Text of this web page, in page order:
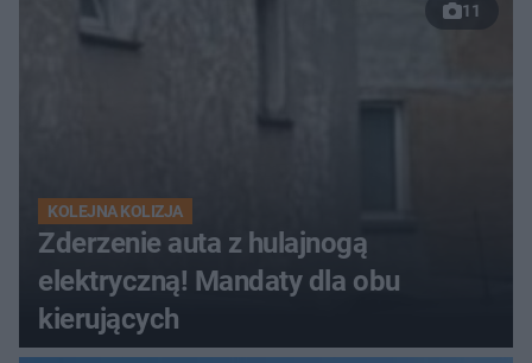
11
KOLEJNA KOLIZJA
Zderzenie auta z hulajnogą
elektryczną! Mandaty dla obu
kierujących